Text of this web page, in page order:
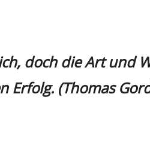
doch die Art und
Erfolg. (Thomas